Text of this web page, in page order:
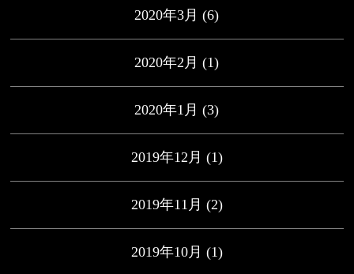
2020年3月 (6)
2020年2月 (1)
2020年1月 (3)
2019年12月 (1)
2019年11月 (2)
2019年10月 (1)